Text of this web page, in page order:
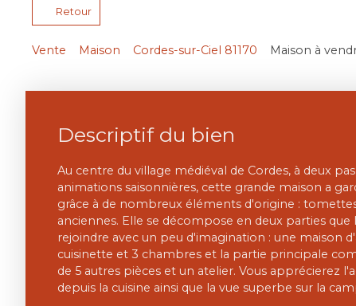
Retour
Vente Maison Cordes-sur-Ciel 81170 Maison à
Descriptif du bien
Au centre du village médiéval de Cordes, à deux
animations saisonnières, cette grande maison a
grâce à de nombreux éléments d'origine :
anciennes. Elle se décompose en deux parties que
rejoindre avec un peu d'imagination : une maison
cuisinette et 3 chambres et la partie principale
de 5 autres pièces et un atelier. Vous apprécierez
depuis la cuisine ainsi que la vue superbe sur la